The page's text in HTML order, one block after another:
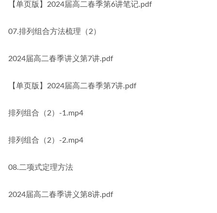
【单页版】2024届高二春季第6讲笔记.pdf
07.排列组合方法梳理（2）
2024届高二春季讲义第7讲.pdf
【单页版】2024届高二春季第7讲.pdf
排列组合（2）-1.mp4
排列组合（2）-2.mp4
08.二项式定理方法
2024届高二春季讲义第8讲.pdf